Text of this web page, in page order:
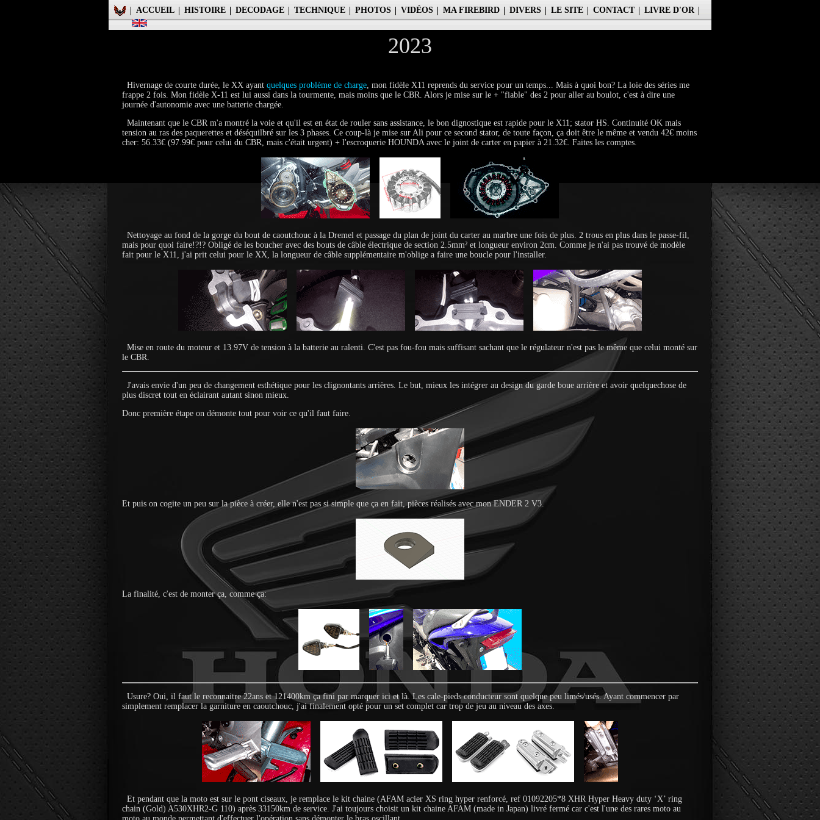
ACCUEIL HISTOIRE DECODAGE TECHNIQUE PHOTOS VIDÉOS MA FIREBIRD DIVERS LE SITE CONTACT LIVRE D'OR
2023
Hivernage de courte durée, le XX ayant quelques problème de charge, mon fidèle X11 reprends du service pour un temps... Mais à quoi bon? La loie des séries me
frappe 2 fois. Mon fidèle X-11 est lui aussi dans la tourmente, mais moins que le CBR. Alors je mise sur le + "fiable" des 2 pour aller au boulot, c'est à dire une
journée d'autonomie avec une batterie chargée.
Maintenant que le CBR m'a montré la voie et qu'il est en état de rouler sans assistance, le bon dignostique est rapide pour le X11; stator HS. Continuité OK mais
tension au ras des paquerettes et déséquilbré sur les 3 phases. Ce coup-là je mise sur Ali pour ce second stator, de toute façon, ça doit être le même et vendu 42€ moins
cher: 56.33€ (97.99€ pour celui du CBR, mais c'était urgent) + l'escroquerie HOUNDA avec le joint de carter en papier à 21.32€. Faites les comptes.
Nettoyage au fond de la gorge du bout de caoutchouc à la Dremel et passage du plan de joint du carter au marbre une fois de plus. 2 trous en plus dans le passe-fil,
mais pour quoi faire!?!? Obligé de les boucher avec des bouts de câble électrique de section 2.5mm² et longueur environ 2cm. Comme je n'ai pas trouvé de modèle
fait pour le X11, j'ai prit celui pour le XX, la longueur de câble supplémentaire m'oblige a faire une boucle pour l'installer.
Mise en route du moteur et 13.97V de tension à la batterie au ralenti. C'est pas fou-fou mais suffisant sachant que le régulateur n'est pas le même que celui monté sur
le CBR.
J'avais envie d'un peu de changement esthétique pour les clignontants arrières. Le but, mieux les intégrer au design du garde boue arrière et avoir quelquechose de
plus discret tout en éclairant autant sinon mieux.
Donc première étape on démonte tout pour voir ce qu'il faut faire.
Et puis on cogite un peu sur la pièce à créer, elle n'est pas si simple que ça en fait, pièces réalisés avec mon ENDER 2 V3.
La finalité, c'est de monter ça, comme ça:
Usure? Oui, il faut le reconnaitre 22ans et 121400km ça fini par marquer ici et là. Les cale-pieds conducteur sont quelque peu limés/usés. Ayant commencer par
simplement remplacer la garniture en caoutchouc, j'ai finalement opté pour un set complet car trop de jeu au niveau des axes.
Et pendant que la moto est sur le pont ciseaux, je remplace le kit chaine (AFAM acier XS ring hyper renforcé, ref 01092205*8 XHR Hyper Heavy duty ‘X’ ring
chain (Gold) A530XHR2-G 110) après 33150km de service. J'ai toujours choisit un kit chaine AFAM (made in Japan) livré fermé car c'est l'une des rares moto au